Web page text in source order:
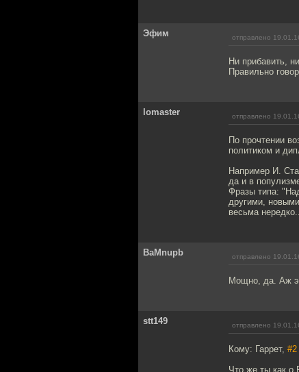
Эфим отправлено
Ни прибавить,
Правильно
lomaster отправлено
По прочтении
политиком и
Например И.
да и в
Фразы типа:
другими,
весьма
BaMnupb отправлено
Мощно, да. Аж
stt149 отправлено
Кому: Гаррет, #2
Что же ты как о